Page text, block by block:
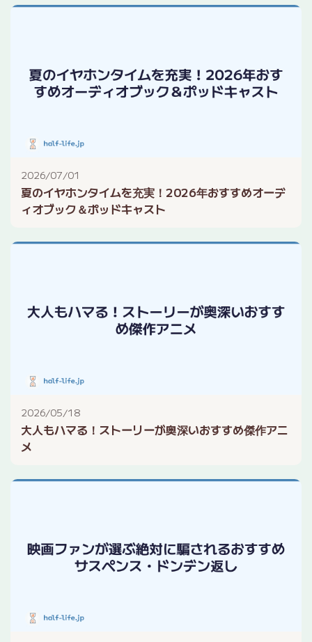
2026/07/01
夏のイヤホンタイムを充実！2026年おすすめオーデ
ィオブック＆ポッドキャスト
2026/05/18
大人もハマる！ストーリーが奥深いおすすめ傑作アニ
メ